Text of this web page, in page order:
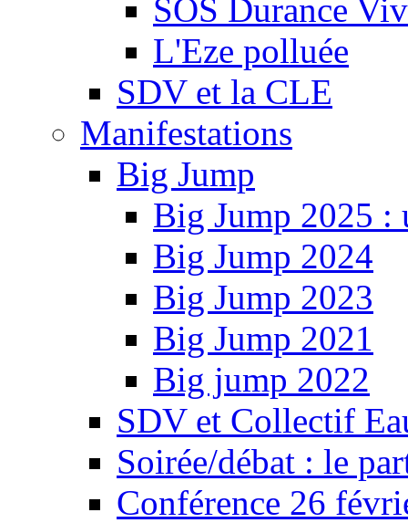
SOS Durance
L'Eze polluée
SDV et la CLE
Manifestations
Big Jump
Big Jump 2025 :
Big Jump 2024
Big Jump 2023
Big Jump 2021
Big jump 2022
SDV et Collectif
Soirée/débat : le
Conférence 26